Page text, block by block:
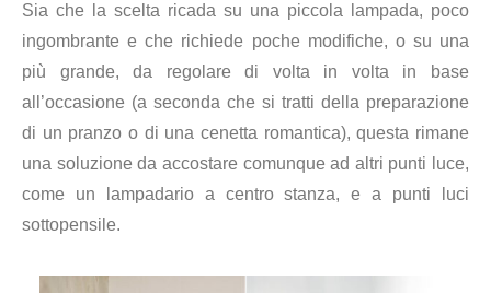
Sia che la scelta ricada su una piccola lampada, poco
ingombrante e che richiede poche modifiche, o su una
più grande, da regolare di volta in volta in base
all’occasione (a seconda che si tratti della preparazione
di un pranzo o di una cenetta romantica), questa rimane
una soluzione da accostare comunque ad altri punti luce,
come un lampadario a centro stanza, e a punti luci
sottopensile.